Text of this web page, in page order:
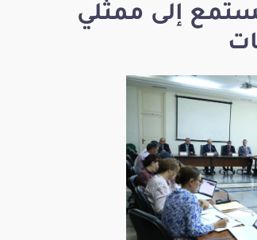
تستمع إلى ممثلي